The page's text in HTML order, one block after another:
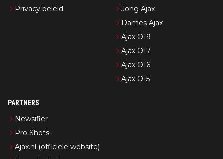
Privacy beleid
Jong Ajax
Dames Ajax
Ajax O19
Ajax O17
Ajax O16
Ajax O15
PARTNERS
Newsifier
Pro Shots
Ajax.nl (officiële website)